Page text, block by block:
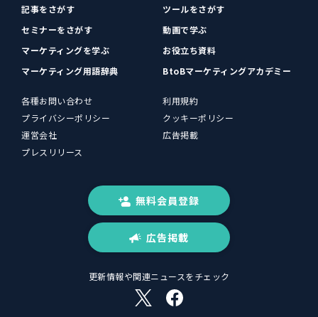
記事をさがす
ツールをさがす
セミナーをさがす
動画で学ぶ
マーケティングを学ぶ
お役立ち資料
マーケティング用語辞典
BtoBマーケティングアカデミー
各種お問い合わせ
利用規約
プライバシーポリシー
クッキーポリシー
運営会社
広告掲載
プレスリリース
無料会員登録
広告掲載
更新情報や関連ニュースをチェック